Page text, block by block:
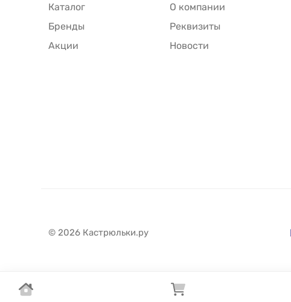
Каталог
Бренды
Акции
О компании
Реквизиты
Новости
© 2026 Кастрюльки.ру